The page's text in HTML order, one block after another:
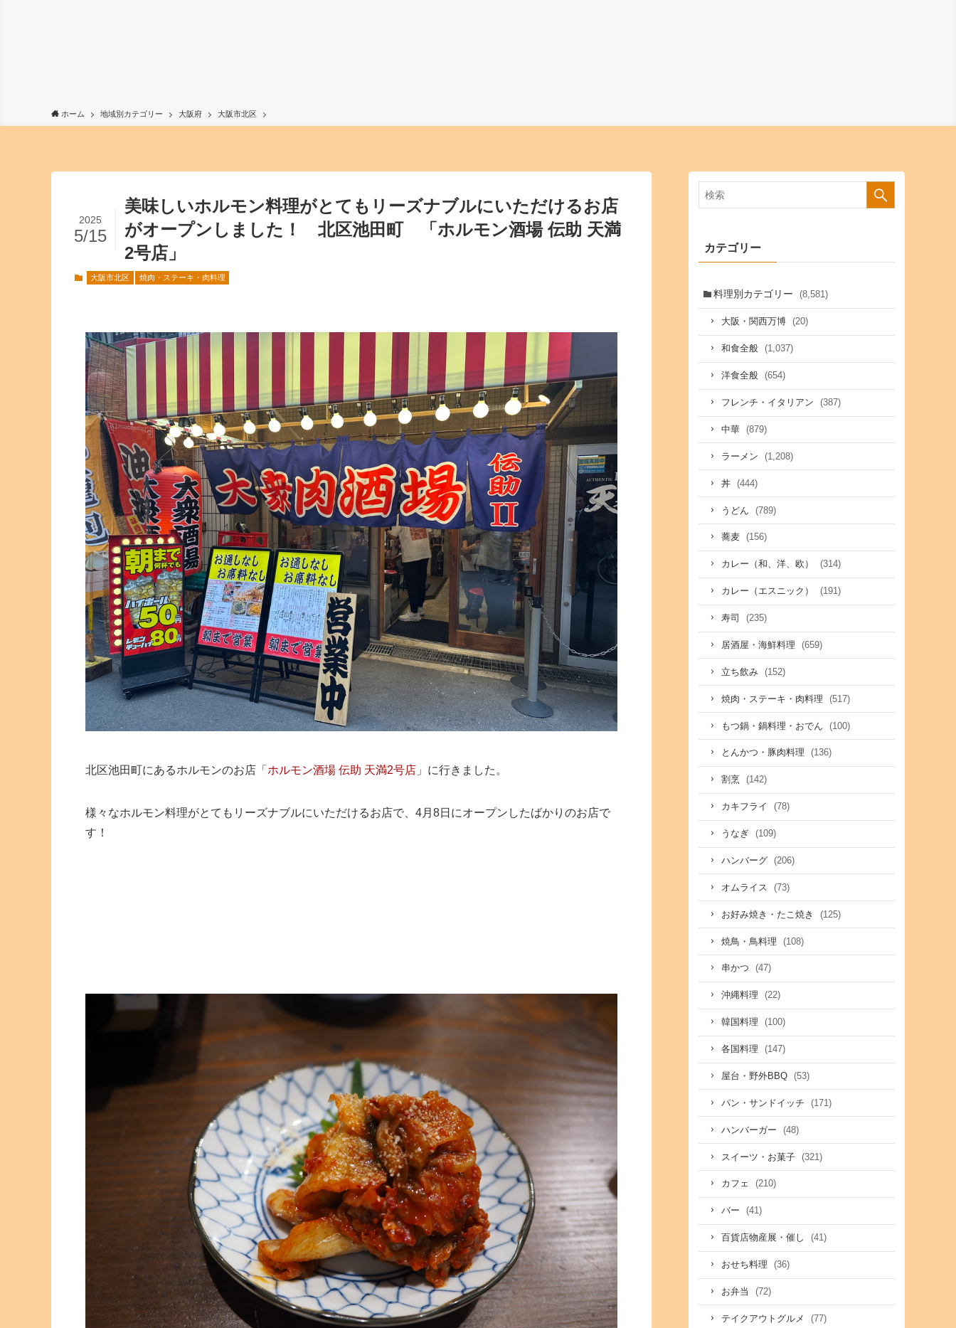
ホーム 地域別カテゴリー 大阪府 大阪市北区
美味しいホルモン料理がとてもリーズナブルにいただけるお店
がオープンしました！ 北区池田町 「ホルモン酒場 伝助 天満
2号店」
2025
5/15
大阪市北区 焼肉・ステーキ・肉料理
北区池田町にあるホルモンのお店「 ホルモン酒場 伝助 天満2号店 」に行きました。
様々なホルモン料理がとてもリーズナブルにいただけるお店で、4月8日にオープンしたばかりのお店で
す！
カテゴリー
料理別カテゴリー (8,581)
大阪・関西万博 (20)
和食全般 (1,037)
洋食全般 (654)
フレンチ・イタリアン (387)
中華 (879)
ラーメン (1,208)
丼 (444)
うどん (789)
蕎麦 (156)
カレー（和、洋、欧） (314)
カレー（エスニック） (191)
寿司 (235)
居酒屋・海鮮料理 (659)
立ち飲み (152)
焼肉・ステーキ・肉料理 (517)
もつ鍋・鍋料理・おでん (100)
とんかつ・豚肉料理 (136)
割烹 (142)
カキフライ (78)
うなぎ (109)
ハンバーグ (206)
オムライス (73)
お好み焼き・たこ焼き (125)
焼鳥・鳥料理 (108)
串かつ (47)
沖縄料理 (22)
韓国料理 (100)
各国料理 (147)
屋台・野外BBQ (53)
パン・サンドイッチ (171)
ハンバーガー (48)
スイーツ・お菓子 (321)
カフェ (210)
バー (41)
百貨店物産展・催し (41)
おせち料理 (36)
お弁当 (72)
テイクアウトグルメ (77)